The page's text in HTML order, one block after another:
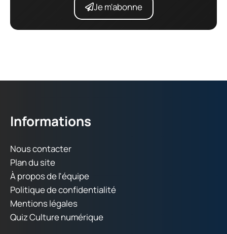
Je m'abonne
Informations
Nous contacter
Plan du site
À propos de l'équipe
Politique de confidentialité
Mentions légales
Quiz Culture numérique